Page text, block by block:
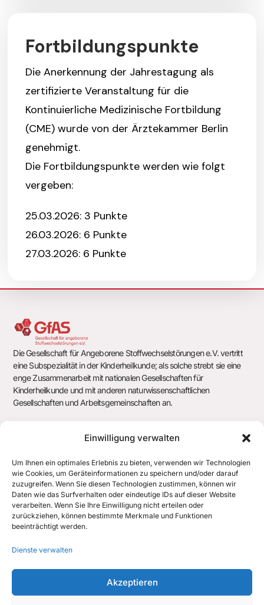
Einwilligung verwalten
Um Ihnen ein optimales Erlebnis zu bieten, verwenden wir Technologien
wie Cookies, um Geräteinformationen zu speichern und/oder darauf
zuzugreifen. Wenn Sie diesen Technologien zustimmen, können wir
Daten wie das Surfverhalten oder eindeutige IDs auf dieser Website
verarbeiten. Wenn Sie Ihre Einwilligung nicht erteilen oder
zurückziehen, können bestimmte Merkmale und Funktionen
beeinträchtigt werden.
Dienste verwalten
Akzeptieren
Fortbildungspunkte
Die Anerkennung der Jahrestagung als
zertifizierte Veranstaltung für die
Kontinuierliche Medizinische Fortbildung
(CME) wurde von der Ärztekammer Berlin
genehmigt.
Die Fortbildungspunkte werden wie folgt
vergeben:
25.03.2026: 3 Punkte
26.03.2026: 6 Punkte
27.03.2026: 6 Punkte
Die Gesellschaft für Angeborene Stoffwechselstörungen e.V. vertritt
eine Subspezialität in der Kinderheilkunde; als solche strebt sie eine
enge Zusammenarbeit mit nationalen Gesellschaften für
Kinderheilkunde und mit anderen naturwissenschaftlichen
Gesellschaften und Arbeitsgemeinschaften an.
c/o Geschäftsstelle der Deutschen Gesellschaft für Kinder- und
Jugendmedizin e.V. (DGKJ)
Chausseestr. 128/129
10115 Berlin
office@gfas.de